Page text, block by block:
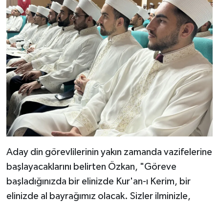
Aday din görevlilerinin yakın zamanda vazifelerine
başlayacaklarını belirten Özkan, "Göreve
başladığınızda bir elinizde Kur'an-ı Kerim, bir
elinizde al bayrağımız olacak. Sizler ilminizle,
Bitlis Müftülüğü
Bolu Müftülüğü
Burdur Müftülüğü
Bursa Müftülüğü
Çanakkale Müftülüğü
Çankırı Müftülüğü
Çorum Müftülüğü
Denizli Müftülüğü
Sağlık
Makaleler
Ekonomi
Duyurular
Podcast
Bilim, Teknoloji
Biyografiler
Diyanet TV